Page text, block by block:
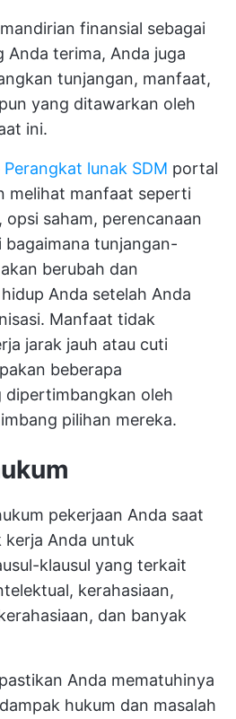
finansial sebagai
Anda terima, Anda juga
tunjangan, manfaat,
yang ditawarkan oleh
ini.
Perangkat lunak SDM portal
melihat manfaat seperti
opsi saham, perencanaan
bagaimana tunjangan-
berubah dan
Anda setelah Anda
Manfaat tidak
jarak jauh atau cuti
beberapa
oleh
pilihan mereka.
pekerjaan Anda saat
Anda untuk
klausul yang terkait
kerahasiaan,
dan banyak
Anda mematuhinya
hukum dan masalah